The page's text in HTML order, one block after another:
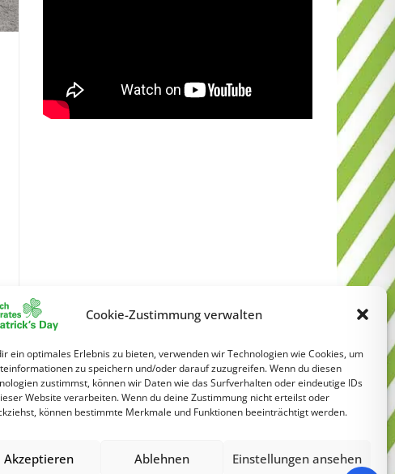
Cookie-Zustimmung verwalten
ein optimales Erlebnis zu bieten, verwenden wir Technologien wie Cookies, um
zu speichern und/oder darauf zuzugreifen. Wenn du diesen
zustimmst, können wir Daten wie das Surfverhalten oder eindeutige IDs
Website verarbeiten. Wenn du deine Zustimmung nicht erteilst oder
können bestimmte Merkmale und Funktionen beeinträchtigt werden.
Akzeptieren Ablehnen Einstellungen ansehen